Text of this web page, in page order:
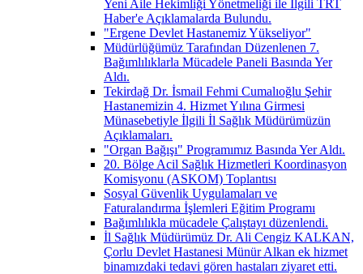
Yeni Aile Hekimliği Yönetmeliği ile İlgili TRT
Haber'e Açıklamalarda Bulundu.
"Ergene Devlet Hastanemiz Yükseliyor"
Müdürlüğümüz Tarafından Düzenlenen 7.
Bağımlılıklarla Mücadele Paneli Basında Yer
Aldı.
Tekirdağ Dr. İsmail Fehmi Cumalıoğlu Şehir
Hastanemizin 4. Hizmet Yılına Girmesi
Münasebetiyle İlgili İl Sağlık Müdürümüzün
Açıklamaları.
"Organ Bağışı" Programımız Basında Yer Aldı.
20. Bölge Acil Sağlık Hizmetleri Koordinasyon
Komisyonu (ASKOM) Toplantısı
Sosyal Güvenlik Uygulamaları ve
Faturalandırma İşlemleri Eğitim Programı
Bağımlılıkla mücadele Çalıştayı düzenlendi.
İl Sağlık Müdürümüz Dr. Ali Cengiz KALKAN,
Çorlu Devlet Hastanesi Münür Alkan ek hizmet
binamızdaki tedavi gören hastaları ziyaret etti.